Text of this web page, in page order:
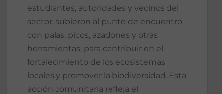
estudiantes, autoridades y vecinos del
sector, subieron al punto de encuentro
con palas, picos, azadones y otras
herramientas, para contribuir en el
fortalecimiento de los ecosistemas
locales y promover la biodiversidad. Esta
acción comunitaria refleja el